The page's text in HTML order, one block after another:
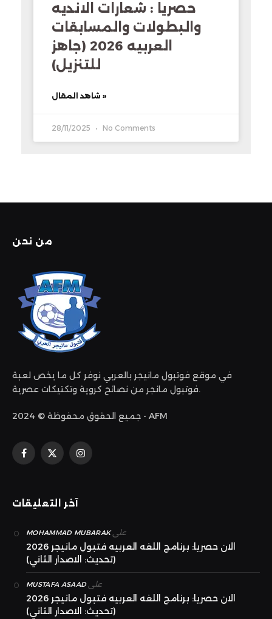
حصريا : شعارات الانديه
والبطولات والمسابقات
العربيه 2026 (جاهز
للتنزيل)
شاهد المقال »
28/11/2025 No Comments
من نحن
في موقع فوتبول مانيجر بالعربي نوفر كل ما يخص لعبة
فوتبول مانجر من نصائح كروية وتكتيكات عصرية.
جميع الحقوق محفوظة © 2024 - AFM
فيسبوك
X
الانستغرام
آخر التعليقات
MOHAMMAD MUBARAK على
الان حصريا: برنامج اللغه العربيه فتبول مانيجر 2026
(تحديث: الاصدار الثاني)
MUSTAFA ASAAD على
الان حصريا: برنامج اللغه العربيه فتبول مانيجر 2026
(تحديث: الاصدار الثاني)